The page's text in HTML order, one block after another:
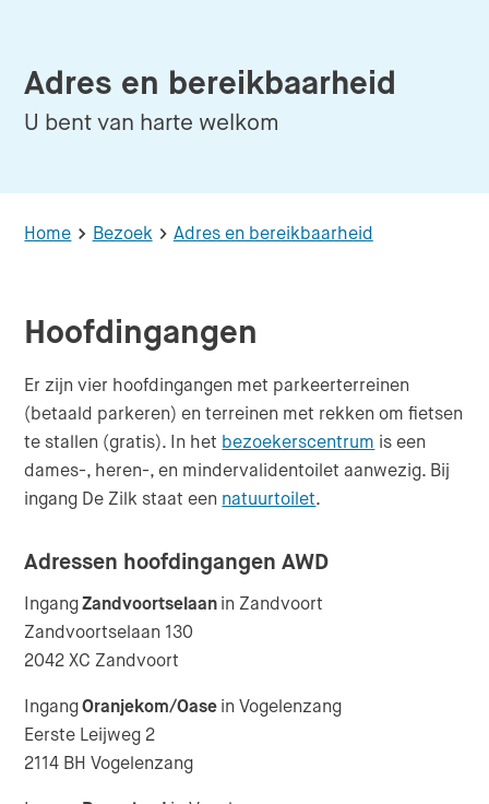
Adres en bereikbaarheid
U bent van harte welkom
Home Bezoek Adres en bereikbaarheid
Hoofdingangen
Er zijn vier hoofdingangen met parkeerterreinen
(betaald parkeren) en terreinen met rekken om fietsen
te stallen (gratis). In het bezoekerscentrum is een
dames-, heren-, en mindervalidentoilet aanwezig. Bij
ingang De Zilk staat een natuurtoilet.
Adressen hoofdingangen AWD
IngangZandvoortselaan in Zandvoort
Zandvoortselaan 130
2042 XC Zandvoort
IngangOranjekom/Oase in Vogelenzang
Eerste Leijweg 2
2114 BH Vogelenzang